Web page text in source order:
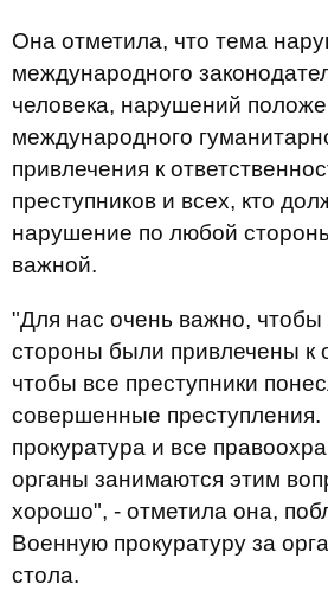
Она отметила, что тема
международного
человека, нарушений
международного
привлечения к
преступников и всех, кто
нарушение по любой
важной.
"Для нас очень важно,
стороны были привлечены к
чтобы все преступники
совершенные преступления.
прокуратура и все
органы занимаются этим
хорошо", - отметила она,
Военную прокуратуру за
стола.